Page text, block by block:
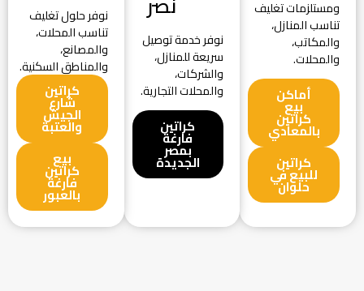
ومستلزمات تغليف
تناسب المنازل،
والمكاتب،
والمحلات.
أماكن
بيع
كراتين
بالمعادي
كراتين
للبيع في
حلوان
نوفر خدمة توصيل
سريعة للمنازل،
والشركات،
والمحلات التجارية.
كراتين
فارغة
بمصر
الجديدة
نوفر حلول تغليف
تناسب المحلات،
والمصانع،
والمناطق السكنية.
كراتين
شارع
الجيش
والعتبة
بيع
كراتين
فارغة
بالعبور